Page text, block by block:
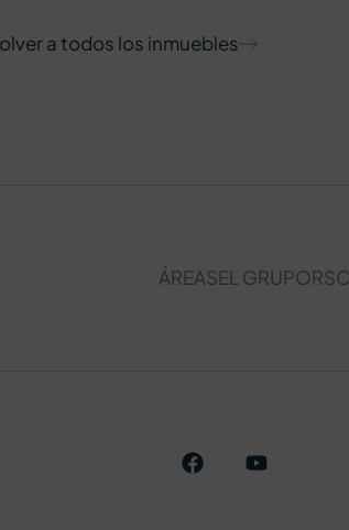
a todos los inmuebles
ÁREASEL GRUPORSC